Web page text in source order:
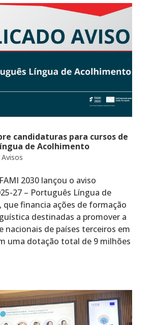
candidaturas para cursos de
de Acolhimento
Avisos
2030 lançou o aviso
27 – Português Língua de
financia ações de formação
destinadas a promover a
nacionais de países terceiros em
uma dotação total de 9 milhões